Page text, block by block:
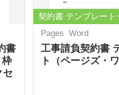
書
セ
契約書 テンプレート
Pages Word
工事請負契約書
ト（ページズ・